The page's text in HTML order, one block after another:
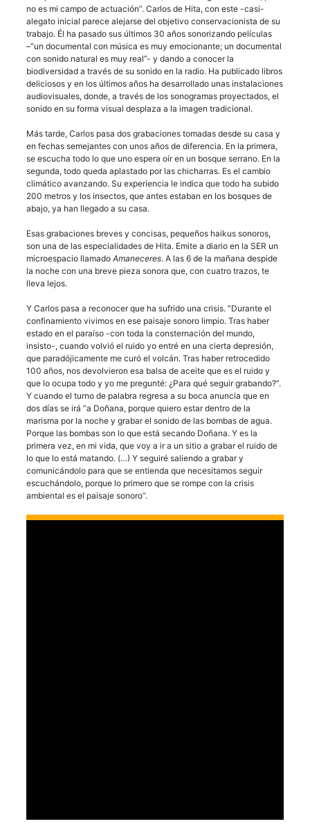
no es mi campo de actuación”. Carlos de Hita, con este -casi-
alegato inicial parece alejarse del objetivo conservacionista de su
trabajo. Él ha pasado sus últimos 30 años sonorizando películas
–“un documental con música es muy emocionante; un documental
con sonido natural es muy real”- y dando a conocer la
biodiversidad a través de su sonido en la radio. Ha publicado libros
deliciosos y en los últimos años ha desarrollado unas instalaciones
audiovisuales, donde, a través de los sonogramas proyectados, el
sonido en su forma visual desplaza a la imagen tradicional.
Más tarde, Carlos pasa dos grabaciones tomadas desde su casa y
en fechas semejantes con unos años de diferencia. En la primera,
se escucha todo lo que uno espera oír en un bosque serrano. En la
segunda, todo queda aplastado por las chicharras. Es el cambio
climático avanzando. Su experiencia le indica que todo ha subido
200 metros y los insectos, que antes estaban en los bosques de
abajo, ya han llegado a su casa.
Esas grabaciones breves y concisas, pequeños haikus sonoros,
son una de las especialidades de Hita. Emite a diario en la SER un
microespacio llamado Amaneceres. A las 6 de la mañana despide
la noche con una breve pieza sonora que, con cuatro trazos, te
lleva lejos.
Y Carlos pasa a reconocer que ha sufrido una crisis. “Durante el
confinamiento vivimos en ese paisaje sonoro limpio. Tras haber
estado en el paraíso -con toda la consternación del mundo,
insisto-, cuando volvió el ruido yo entré en una cierta depresión,
que paradójicamente me curó el volcán. Tras haber retrocedido
100 años, nos devolvieron esa balsa de aceite que es el ruido y
que lo ocupa todo y yo me pregunté: ¿Para qué seguir grabando?”.
Y cuando el turno de palabra regresa a su boca anuncia que en
dos días se irá “a Doñana, porque quiero estar dentro de la
marisma por la noche y grabar el sonido de las bombas de agua.
Porque las bombas son lo que está secando Doñana. Y es la
primera vez, en mi vida, que voy a ir a un sitio a grabar el ruido de
lo que lo está matando. (…) Y seguiré saliendo a grabar y
comunicándolo para que se entienda que necesitamos seguir
escuchándolo, porque lo primero que se rompe con la crisis
ambiental es el paisaje sonoro”.